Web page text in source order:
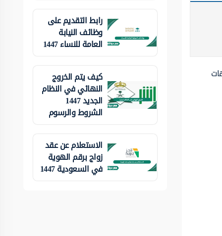
رابط التقديم على
وظائف النيابة
العامة للنساء 1447
كيف يتم الخروج
النهائي في النظام
الجديد 1447
الشروط والرسوم
الاستعلام عن عقد
زواج برقم الهوية
في السعودية 1447